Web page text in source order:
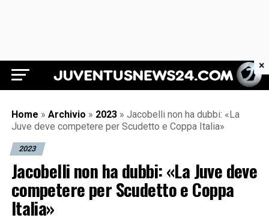
Juventus News 24
Home » Archivio » 2023 » Jacobelli non ha dubbi: «La
Juve deve competere per Scudetto e Coppa Italia»
2023
Jacobelli non ha dubbi: «La Juve deve
competere per Scudetto e Coppa
Italia»
×